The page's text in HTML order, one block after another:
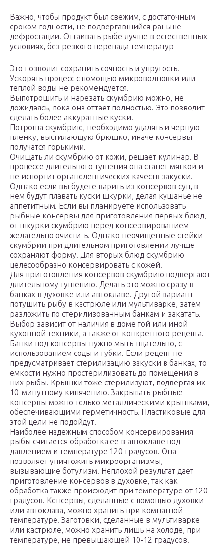
Важно, чтобы продукт был свежим, с достаточным
сроком годности, не подвергавшийся раньше
дефростации. Оттаивать рыбе лучше в естественных
условиях, без резкого перепада температур
Это позволит сохранить сочность и упругость.
Ускорять процесс с помощью микроволновки или
теплой воды не рекомендуется.
Выпотрошить и нарезать скумбрию можно, не
дожидаясь, пока она оттает полностью. Это позволит
сделать более аккуратные куски.
Потроша скумбрию, необходимо удалять и черную
пленку, выстилающую брюшко, иначе консервы
получатся горькими.
Очищать ли скумбрию от кожи, решает кулинар. В
процессе длительного тушения она станет мягкой и
не испортит органолептических качеств закуски.
Однако если вы будете варить из консервов суп, в
нем будут плавать куски шкурки, делая кушанье не
аппетитным. Если вы планируете использовать
рыбные консервы для приготовления первых блюд,
от шкурки скумбрию перед консервированием
желательно очистить. Однако неочищенные стейки
скумбрии при длительном приготовлении лучше
сохраняют форму. Для вторых блюд скумбрию
целесообразно консервировать с кожей.
Для приготовления консервов скумбрию подвергают
длительному тушению. Делать это можно сразу в
банках в духовке или автоклаве. Другой вариант –
потушить рыбу в кастрюле или мультиварке, затем
разложить по стерилизованным банкам и закатать.
Выбор зависит от наличия в доме той или иной
кухонной техники, а также от конкретного рецепта.
Банки под консервы нужно мыть тщательно, с
использованием соды и губки. Если рецепт не
предусматривает стерилизацию закуски в банках, то
емкости нужно простерилизовать до помещения в
них рыбы. Крышки тоже стерилизуют, подвергая их
10-минутному кипячению. Закрывать рыбные
консервы можно только металлическими крышками,
обеспечивающими герметичность. Пластиковые для
этой цели не подойдут.
Наиболее надежным способом консервирования
рыбы считается обработка ее в автоклаве под
давлением и температуре 120 градусов. Она
позволяет уничтожить микроорганизмы,
вызывающие ботулизм. Неплохой результат дает
приготовление консервов в духовке, так как
обработка также происходит при температуре от 120
градусов. Консервы, сделанные с помощью духовки
или автоклава, можно хранить при комнатной
температуре. Заготовки, сделанные в мультиварке
или кастрюле, можно хранить лишь на холоде, при
температуре, не превышающей 10-12 градусов.